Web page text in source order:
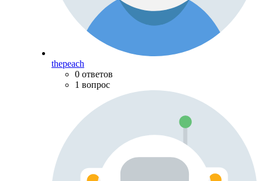
thepeach
0 ответов
1 вопрос